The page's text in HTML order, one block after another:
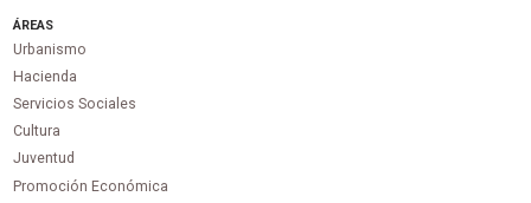
ÁREAS
Urbanismo
Hacienda
Servicios Sociales
Cultura
Juventud
Promoción Económica